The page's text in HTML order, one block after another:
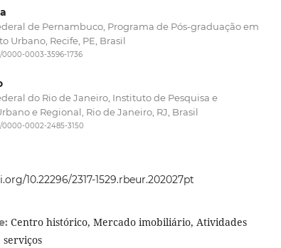
de Pernambuco, Programa de Pós-graduação em
Urbano, Recife, PE, Brasil
0000-0003-3596-1736
do Rio de Janeiro, Instituto de Pesquisa e
e Regional, Rio de Janeiro, RJ, Brasil
0000-0002-2485-3150
10.22296/2317-1529.rbeur.202027pt
Centro histórico, Mercado imobiliário, Atividades
serviços